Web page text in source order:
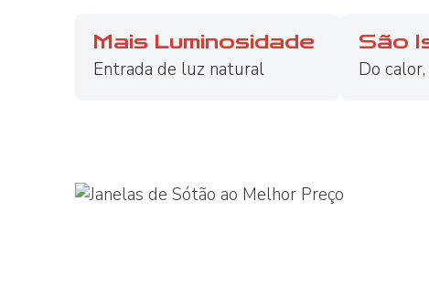
Mais Luminosidade
Entrada de luz natural
São
Do